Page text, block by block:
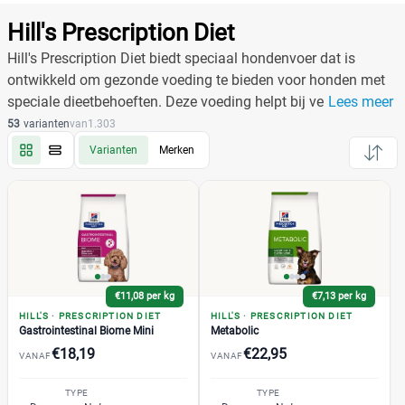
Filter
Merk
Prescription Diet
Diet Derm Complete
Gastrointestinal Biome Droogvoer
j/d Droogvoer (1)
Multicare + Metabolic
td
Hill's Prescription Diet
Hill's Prescription Diet biedt speciaal hondenvoer dat is
ontwikkeld om gezonde voeding te bieden voor honden met
speciale dieetbehoeften. Deze voeding helpt bij verschillende
gezondheidsproblemen en ondersteunt een optimale
levensstijl.
Lees meer
Producten
53 variantenvan1.303
Varianten Merken
€11,08 per kg
HILL'S · PRESCRIPTION DIET
Gastrointestinal Biome Mini
VANAF€18,19
TYPE
€7,13 per kg
HILL'S · PRESCRIPTION DIET
Metabolic
VANAF€22,95
TYPE